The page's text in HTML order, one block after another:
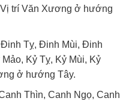
Vị trí Văn Xương ở hướng
Tỵ, Đinh Mùi, Đinh
Kỷ Tỵ, Kỷ Mùi, Kỷ
ở hướng Tây.
Thìn, Canh Ngọ, Canh